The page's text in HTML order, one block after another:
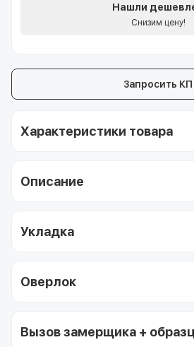
Нашли
Снизим цену!
Запросить КП
Характеристики товара
Описание
Укладка
Оверлок
Вызов замерщика +